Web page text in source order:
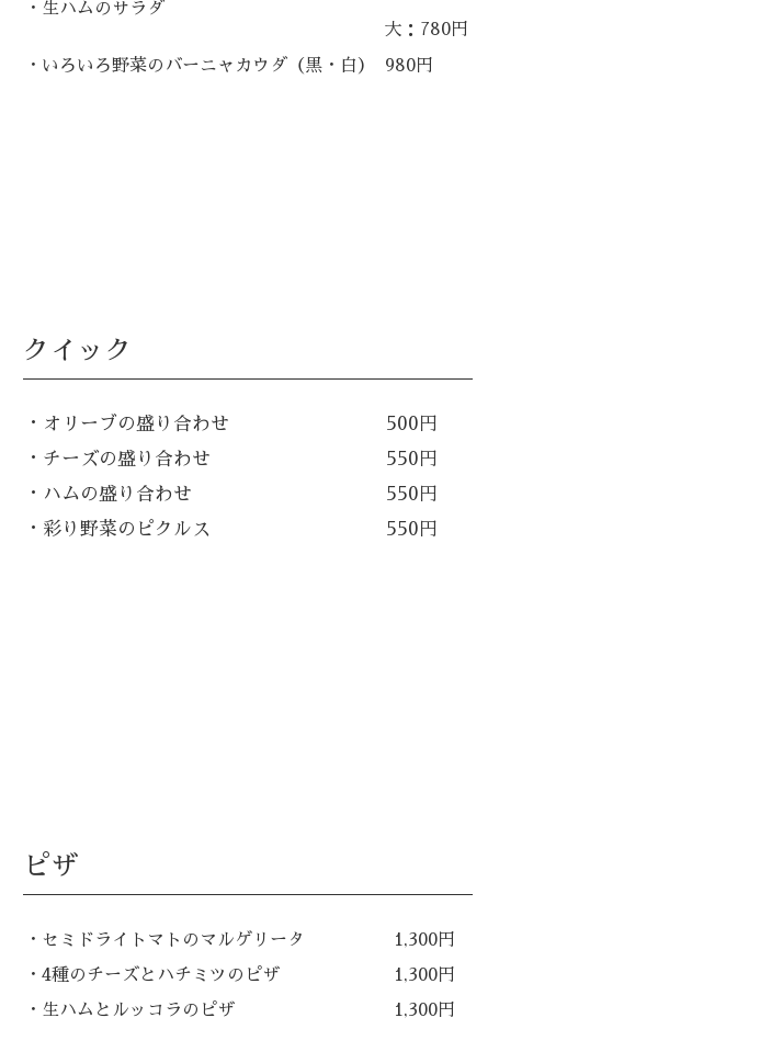
・生ハムのサラダ
大：780円
・いろいろ野菜のバーニャカウダ（黒・白） 980円
クイック
・オリーブの盛り合わせ
500円
・チーズの盛り合わせ
550円
・ハムの盛り合わせ
550円
・彩り野菜のピクルス
550円
ピザ
・セミドライトマトのマルゲリータ
1,300円
・4種のチーズとハチミツのピザ
1,300円
・生ハムとルッコラのピザ
1,300円